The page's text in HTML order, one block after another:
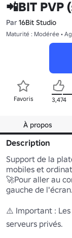
📲BIT PVP
Par 16Bit Studio
Maturité : Modérée •
Favoris 3,474
À propos
Description
Support de la
mobiles et
🚀Pour aller au
gauche de l'écran.
⚠️ Important :
serveurs privés.